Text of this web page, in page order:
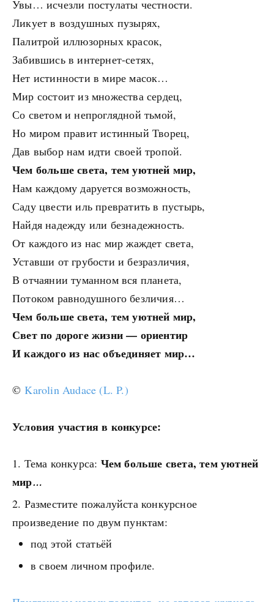
Увы… исчезли постулаты честности.
Ликует в воздушных пузырях,
Палитрой иллюзорных красок,
Забившись в интернет-сетях,
Нет истинности в мире масок…
Мир состоит из множества сердец,
Со светом и непроглядной тьмой,
Но миром правит истинный Творец,
Дав выбор нам идти своей тропой.
Чем больше света, тем уютней мир,
Нам каждому даруется возможность,
Саду цвести иль превратить в пустырь,
Найдя надежду или безнадежность.
От каждого из нас мир жаждет света,
Уставши от грубости и безразличия,
В отчаянии туманном вся планета,
Потоком равнодушного безличия…
Чем больше света, тем уютней мир,
Свет по дороге жизни — ориентир
И каждого из нас объединяет мир…
©Karolin Audace (L. P.)
Условия участия в конкурсе:
Тема конкурса: Чем больше света, тем уютней
мир…
Разместите пожалуйста конкурсное
произведение по двум пунктам:
под этой статьёй
в своем личном профиле.